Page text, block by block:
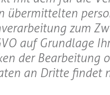
übermittelten
zum
auf Grundlage
der Bearbeitung
an Dritte findet